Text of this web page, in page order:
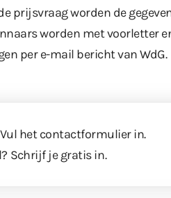
prijsvraag worden de
worden met voorletter
per e-mail bericht van WdG.
het contactformulierin.
Schrijf je gratis in.